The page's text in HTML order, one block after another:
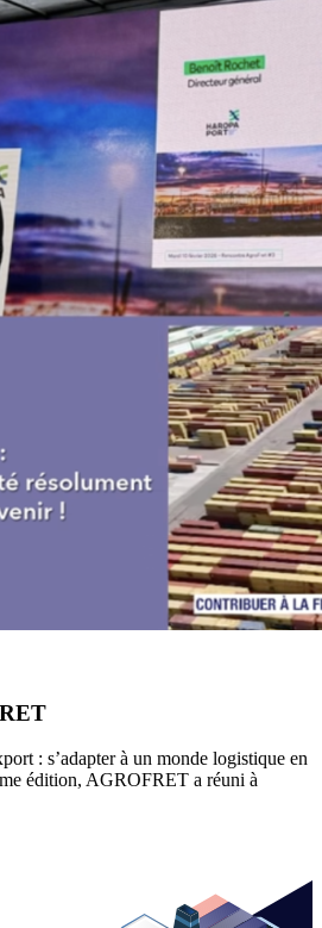
: s’adapter à un monde logistique en
édition, AGROFRET a réuni à